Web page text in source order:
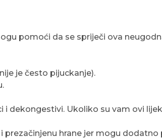
pomoći da se spriječi ova
je često pijuckanje).
dekongestivi. Ukoliko su vam ovi
hrane jer mogu